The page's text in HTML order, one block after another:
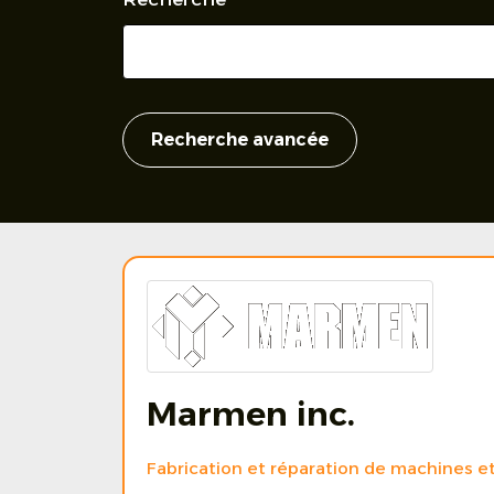
Recherche avancée
Marmen inc.
Fabrication et réparation de machines